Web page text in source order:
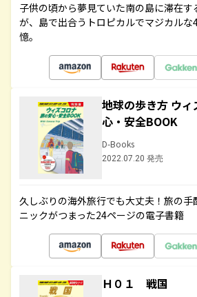
子供の頃から夢見ていた南の島に滞在
が、島で出合うトロピカルでマジカル
憶。
地球の歩き方 ウ
心・安全BOOK
D-Books
2022.07.20 発売
久しぶりの海外旅行でも大丈夫！旅の手
ニックがつまった24ページの電子書籍
Ｈ０１ 戦国